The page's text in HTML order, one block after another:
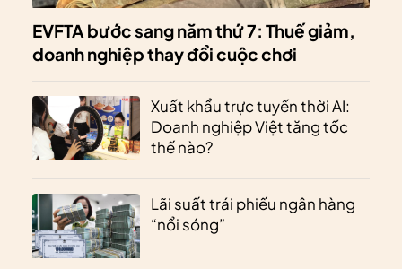
EVFTA bước sang năm thứ 7: Thuế giảm,
doanh nghiệp thay đổi cuộc chơi
Xuất khẩu trực tuyến thời AI:
Doanh nghiệp Việt tăng tốc
thế nào?
Lãi suất trái phiếu ngân hàng
“nổi sóng”